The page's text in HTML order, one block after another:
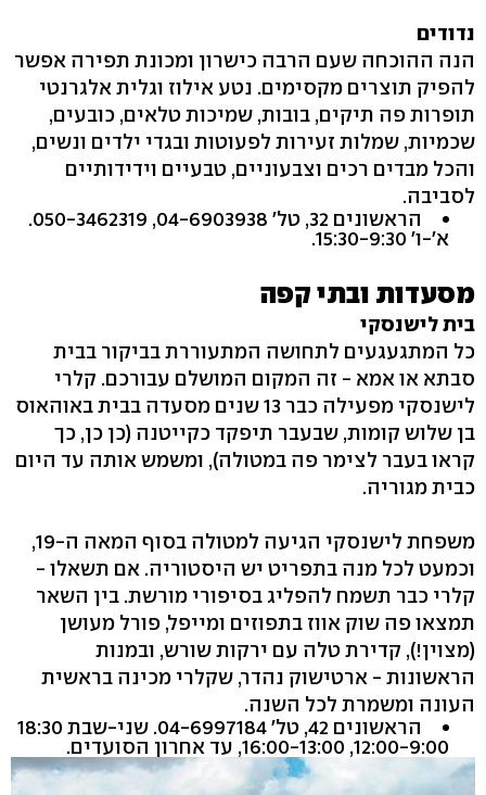
נדודים
הנה ההוכחה שעם הרבה כישרון ומכונת תפירה אפשר
להפיק תוצרים מקסימים. נטע אילוז וגלית אלגרנטי
תופרות פה תיקים, בובות, שמיכות טלאים, כובעים,
שכמיות, שמלות זעירות לפעוטות ובגדי ילדים ונשים,
והכל מבדים רכים וצבעוניים, טבעיים וידידותיים
לסביבה.
א‭-'‬ו' ‭.15:30-9:30‬
מסעדות ובתי קפה
בית לישנסקי
כל המתגעגעים לתחושה המתעוררת בביקור בבית
סבתא או אמא - זה המקום המושלם עבורכם. קלרי
לישנסקי מפעילה כבר 13 שנים מסעדה בבית באוהאוס
בן שלוש קומות, שבעבר תיפקד כקייטנה (כן כן, כך
קראו בעבר לצימר פה במטולה‭,(‬ ומשמש אותה עד היום
כבית מגוריה.
וכמעט לכל מנה בתפריט יש היסטוריה. אם תשאלו -
קלרי כבר תשמח להפליג בסיפורי מורשת. בין השאר
תמצאו פה שוק אווז בתפוזים ומייפל, פורל מעושן
(מצוין‭,(!‬ קדירת טלה עם ירקות שורש, ובמנות
הראשונות - ארטישוק נהדר, שקלרי מכינה בראשית
העונה ומשמרת לכל השנה.
הראשונים ‭,42‬ טל' ‭.04-6997184‬ שני-שבת ‭18:30
,16:00-13:00 ,12:00-9:00‬ עד אחרון הסועדים.